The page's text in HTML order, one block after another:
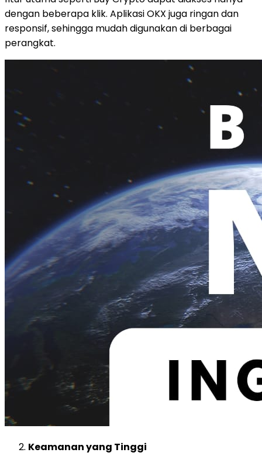
dengan beberapa klik. Aplikasi OKX juga ringan dan
responsif, sehingga mudah digunakan di berbagai
perangkat.
Keamanan yang Tinggi